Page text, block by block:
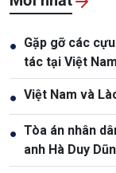
● Gặp gỡ các
tác tại Việt Nam
● Việt Nam và
● Tòa án nhân
anh Hà Duy